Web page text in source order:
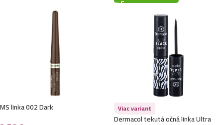
MS linka 002 Dark Viac variant
Dermacol tekutá očná linka Ultra